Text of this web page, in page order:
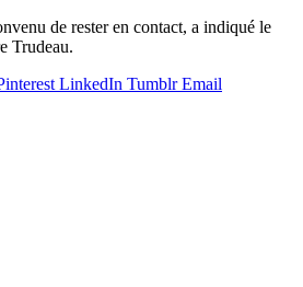
de rester en contact, a indiqué le
Trudeau.
LinkedIn Tumblr Email